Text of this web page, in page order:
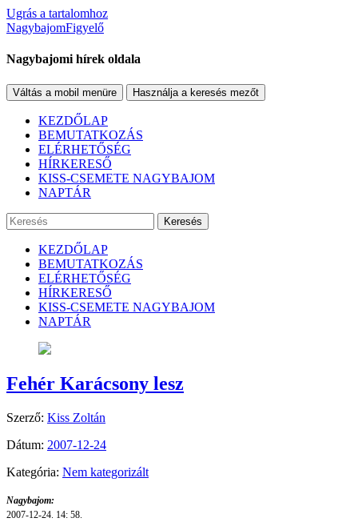
Ugrás a tartalomhoz
NagybajomFigyelő
Nagybajomi hírek oldala
Váltás a mobil menüre Használja a keresés mezőt
KEZDŐLAP
BEMUTATKOZÁS
ELÉRHETŐSÉG
HÍRKERESŐ
KISS-CSEMETE NAGYBAJOM
NAPTÁR
Keresés
KEZDŐLAP
BEMUTATKOZÁS
ELÉRHETŐSÉG
HÍRKERESŐ
KISS-CSEMETE NAGYBAJOM
NAPTÁR
Fehér Karácsony lesz
Szerző: Kiss Zoltán
Dátum: 2007-12-24
Kategória: Nem kategorizált
Nagybajom:
2007-12-24. 14: 58.